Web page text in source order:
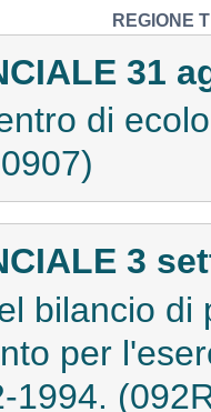
REGIONE
31
di
3
bilancio di
per
1994.